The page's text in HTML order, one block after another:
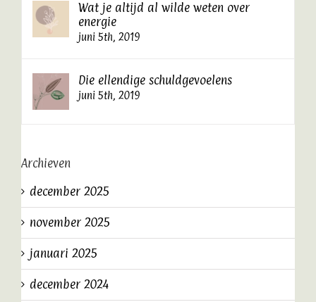
Wat je altijd al wilde weten over
energie
juni 5th, 2019
Die ellendige schuldgevoelens
juni 5th, 2019
Archieven
december 2025
november 2025
januari 2025
december 2024